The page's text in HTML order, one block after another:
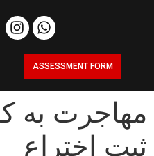
ASSESSMENT FORM
مهاجرت به
ثبت اختراع